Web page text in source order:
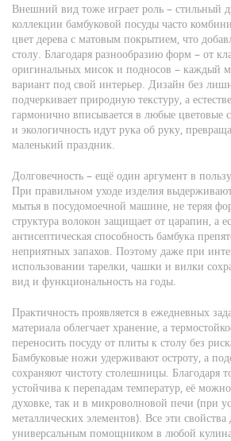
Внешний вид тоже играет роль – стильный
коллекции бамбуковой посуды часто
цвет дерева с матовым покрытием, что
столу. Благодаря разнообразию форм – от
оригинальных мисок и подносов – каждый
вариант под свой интерьер. Дизайн без
подчеркивает природную текстуру, а
гармонично вписывается в любые цветовые
и экологичность идут рука об руку,
маленький праздник.
Долговечность – ещё один аргумент в
При правильном уходе изделия
мытья в посудомоечной машине, не теряя
структура волокон защищает от царапин, а
антисептическая способность бамбука
неприятных запахов. Поэтому даже при
использовании тарелки, чашки и вилки
вид и функциональность на годы.
Практичность проявляется в ежедневных
материала облегчает хранение, а
переносить посуду от плиты к столу без
Бамбуковые ножи удерживают остроту, а
сохраняют чистоту столешницы. Благодаря
устойчива к перепадам температур, её
духовке, так и в микроволновой печи (при
металлических элементов). Все эти свойства
универсальным помощником в любой